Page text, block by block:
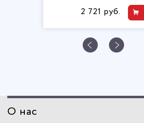
2 721 руб.
О нас